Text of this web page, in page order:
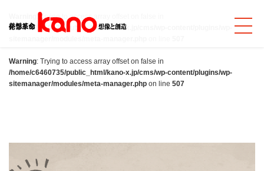
: Trying to access array offset on false in
/home/c6460735/public_html/kano-x.jp/cms/wp-content/plugins/wp-
Warning: Trying to access array offset on false in
/home/c6460735/public_html/kano-x.jp/cms/wp-content/plugins/wp-
sitemanager/modules/meta-manager.php on line 507